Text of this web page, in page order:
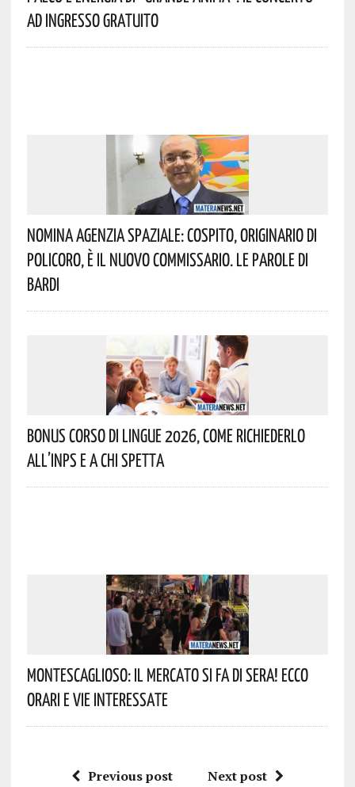
Ad Ingresso Gratuito
Nomina Agenzia Spaziale: Cospito, Originario Di
Policoro, È Il Nuovo Commissario. Le Parole Di
Bardi
Bonus Corso Di Lingue 2026, Come Richiederlo
All’INPS E A Chi Spetta
Montescaglioso: Il Mercato Si Fa Di Sera! Ecco
Orari E Vie Interessate
Previous post Next post